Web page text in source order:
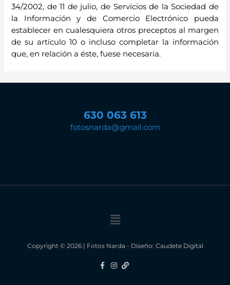
34/2002, de 11 de julio, de Servicios de la Sociedad de
la Información y de Comercio Electrónico pueda
establecer en cualesquiera otros preceptos al margen
de su artículo 10 o incluso completar la información
que, en relación a éste, fuese necesaria.
630 063 613
fotosnarda@gmail.com
Menú
Copyright © 2026 | Fotos Narda - Diseño: Caudete Digital